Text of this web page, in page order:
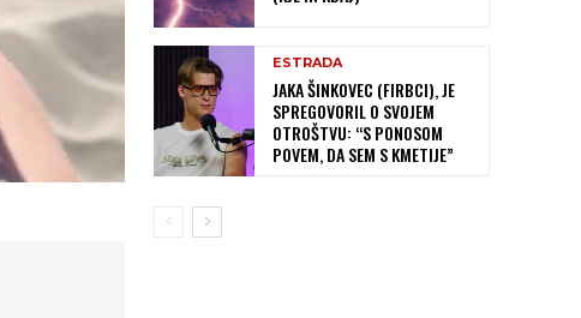
ESTRADA
JAKA ŠINKOVEC (FIRBCI), JE
SPREGOVORIL O SVOJEM
OTROŠTVU: “S PONOSOM
POVEM, DA SEM S KMETIJE”